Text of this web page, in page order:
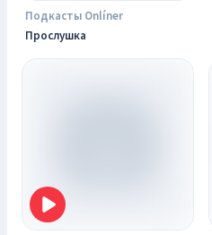
Подкасты Onlíner
Прослушка